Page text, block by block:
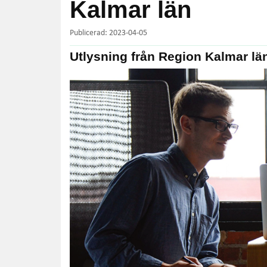
Kalmar län
Publicerad: 2023-04-05
Utlysning från Region Kalmar